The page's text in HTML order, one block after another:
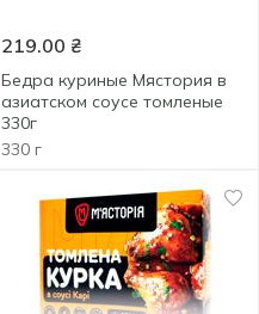
219.00 ₴
Бедра куриные Мястория в
азиатском соусе томленые
330г
330 г